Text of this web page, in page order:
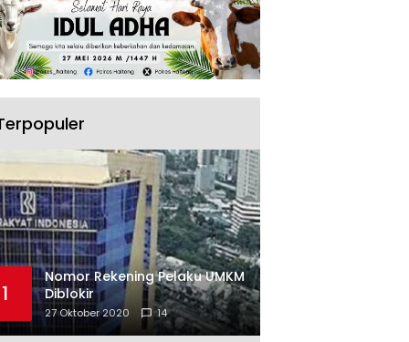
1
Nomor Rekening Pelaku UMKM
Diblokir
27 Oktober 2020 14